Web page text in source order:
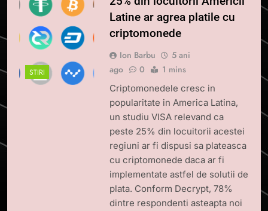
STIRI
Latine ar agrea platile cu
criptomonede
Ion Barbu
5 ani
ago
0 1 mins
Criptomonedele cresc in
popularitate in America Latina,
un studiu VISA relevand ca
peste 25% din locuitorii acestei
regiuni ar fi dispusi sa plateasca
cu criptomonede daca ar fi
implementate astfel de solutii de
plata. Conform Decrypt, 78%
dintre respondenti asteapta noi